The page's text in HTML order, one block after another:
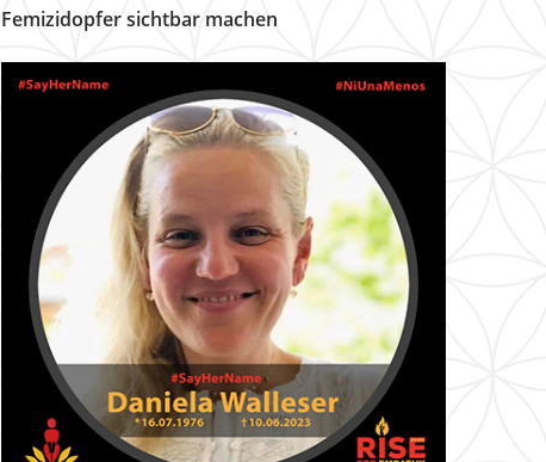
Femizidopfer sichtbar machen